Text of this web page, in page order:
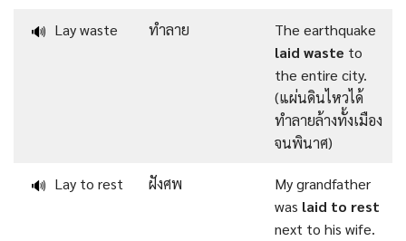
🔊 Lay waste ทำลาย
The earthquake
laid waste to
the entire city.
(แผ่นดินไหวได้
ทำลายล้างทั้งเมือง
จนพินาศ)
🔊 Lay to rest ฝังศพ
My grandfather
was laid to rest
next to his wife.